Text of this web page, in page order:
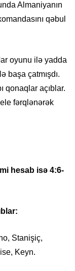
Almaniyanın
qəbul
oyunu ilə yadda
başa çatmışdı.
qonaqlar açıblar.
fərqlənərək
hesab isə 4:6-
Stanişiç,
Keyn.